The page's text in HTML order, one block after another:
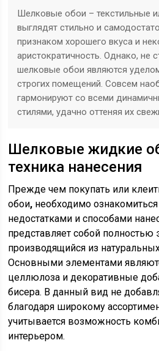
Шелковые обои – текстильные
выглядят стильно и
признаком хорошего вкуса и
аристократичность. Однако, не
шелковые обои являются
строгих помещений. Совсем
гармонируют со всеми
стилями, удачно оттеняя их
Шелковые жидкие
техника нанесения
Прежде чем покупать или
обои, необходимо
недостатками и способами
представляет собой полностью
производящийся из
Основными элементами
целлюлоза и декоративные
бисера. В данный вид не
благодаря широкому
учитывается возможность
интерьером.